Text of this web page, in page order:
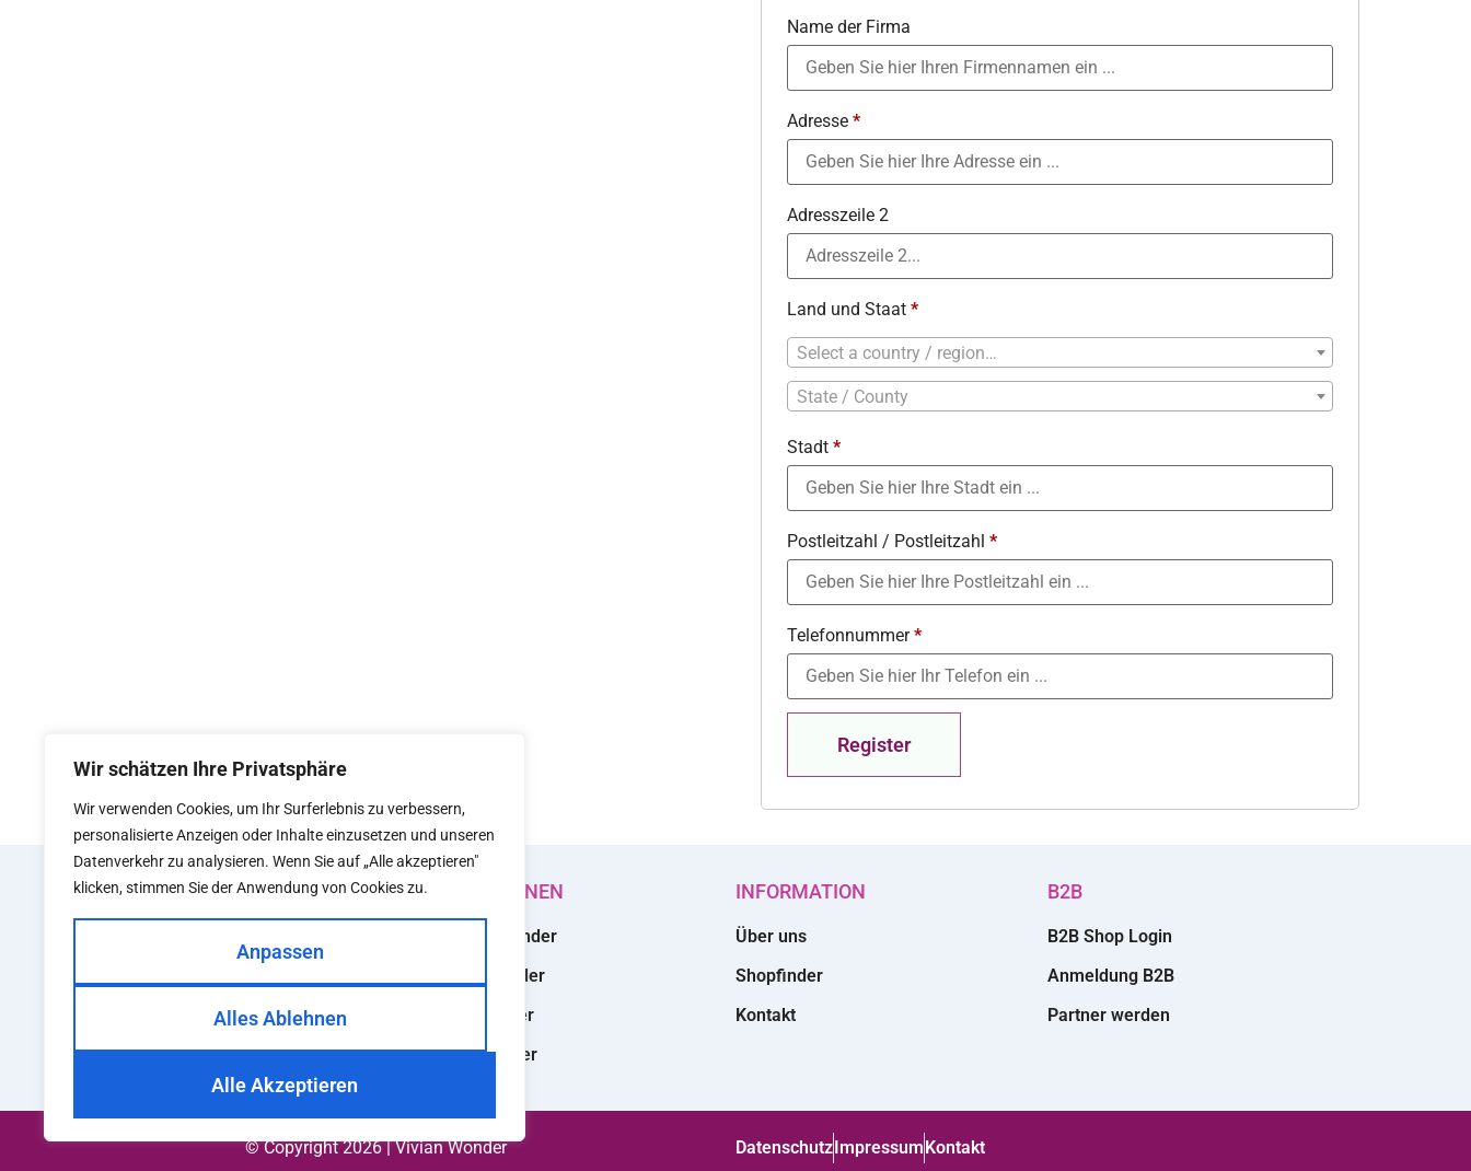
Wir schätzen Ihre Privatsphäre
Wir verwenden Cookies, um Ihr Surferlebnis zu verbessern,
personalisierte Anzeigen oder Inhalte einzusetzen und unseren
Datenverkehr zu analysieren. Wenn Sie auf „Alle akzeptieren"
klicken, stimmen Sie der Anwendung von Cookies zu.
Anpassen
Alles Ablehnen
Alle Akzeptieren
Name der Firma
Adresse *
Adresszeile 2
Land und Staat *
Select a country / region…
State / County
Stadt *
Postleitzahl / Postleitzahl *
Telefonnummer*
Register
KOLLEKTIONEN
Summer Wonder
Classic Wonder
Curvy Wonder
Smart Wonder
INFORMATION
Über uns
Shopfinder
Kontakt
B2B
B2B Shop Login
Anmeldung B2B
Partner werden
© Copyright 2026 | Vivian Wonder Datenschutz Impressum Kontakt